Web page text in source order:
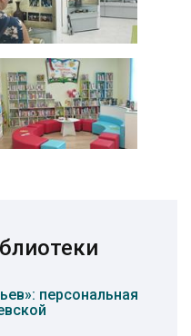
персональная